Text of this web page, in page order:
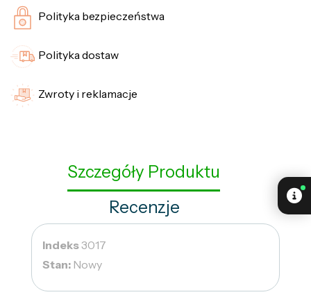
Polityka bezpieczeństwa
Polityka dostaw
Zwroty i reklamacje
Szczegóły Produktu
Recenzje
Indeks3017
Stan: Nowy